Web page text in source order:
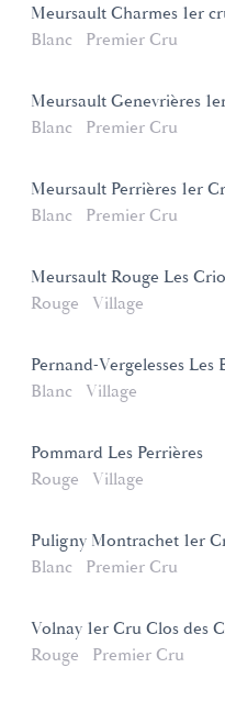
Meursault Charmes 1er
Blanc
Premier Cru
Meursault Genevrières
Blanc
Premier Cru
Meursault Perrières 1er
Blanc
Premier Cru
Meursault Rouge Les
Rouge
Village
Pernand-Vergelesses Les
Blanc
Village
Pommard Les Perrières
Rouge
Village
Puligny Montrachet 1er
Blanc
Premier Cru
Volnay 1er Cru Clos des
Rouge
Premier Cru